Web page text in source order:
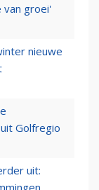
van groei'
nieuwe
Golfregio
uit: